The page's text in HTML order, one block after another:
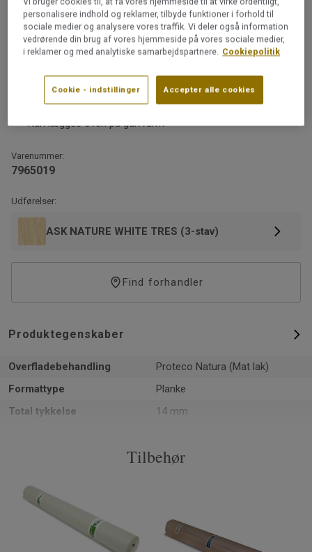
meget slidstærke takket være deres lakerede overflade,
og nogle varianter er endda hvidlaseret for et ekstra
elegant look.
Læs mere
Henvisning til Grading Book
Lægges med 2-lock-kliksystemet
Kan slibes
Kan lægges oven på gulvvarm
Varenummer:
7965019
Udførelser:
ASK NATURE WHITE TRES (3-stav)
Find forhandler
Produktegenskaber
Overfladebehandling
Proteco Natura (Mat lak)
Formattype
Planke
Total tykkelse
14 mm
Ja
Artikler per pakke
Installationsmetode
Klik
SAP varenummer
7965019
Tilbehør
personalisere indhold og reklamer, tilbyde funktioner i forhold til
sociale medier og analysere vores traffik. Vi deler også information
vedrørende din brug af vores hjemmeside på vores sociale medier,
i reklamer og med analytiske samarbejdspartnere. Cookiepolitik
Cookie - indstillinger Accepter alle cookies